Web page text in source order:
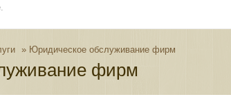
» Юридическое обслуживание фирм
фирм